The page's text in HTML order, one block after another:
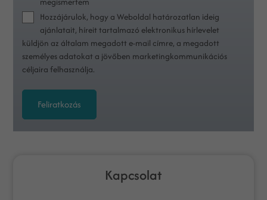
Hozzájárulok, hogy a Weboldal határozatlan ideig
ajánlatait, híreit tartalmazó elektronikus hírlevelet
küldjön az általam megadott e-mail címre, a megadott
személyes adatokat a jövőben marketingkommunikációs
céljaira felhasználja.
Feliratkozás
Kapcsolat